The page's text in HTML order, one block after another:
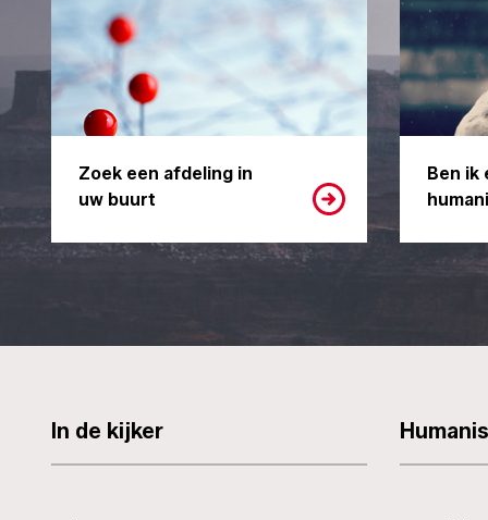
Zoek een afdeling in
uw buurt
Ben ik
In de kijker